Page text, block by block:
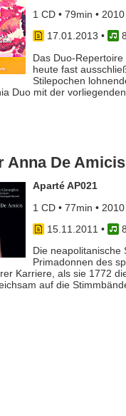
1 CD • 79min • 2010
17.01.2013 •
Das Duo-
heute fast
Stilepochen
Duo mit der
Anna De Amicis
Aparté AP021
1 CD • 77min • 2010
15.11.2011 •
Die neapolitanische
Primadonnen des
Karriere, als sie 1772
auf die